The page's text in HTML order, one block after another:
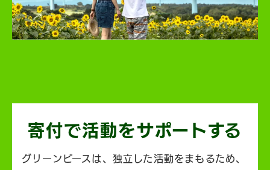
寄付で活動をサポートする
グリーンピースは、独立した活動をまもるため、